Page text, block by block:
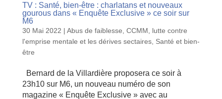
TV : Santé, bien-être : charlatans et nouveaux
gourous dans « Enquête Exclusive » ce soir sur
M6
30 Mai 2022 | Abus de faiblesse CCMM
lutte contre
l'emprise mentale et les dérives sectaires, Santé et bien-
être
Bernard de la Villardière proposera ce soir à
23h10 sur M6, un nouveau numéro de son
magazine « Enquête Exclusive » avec au